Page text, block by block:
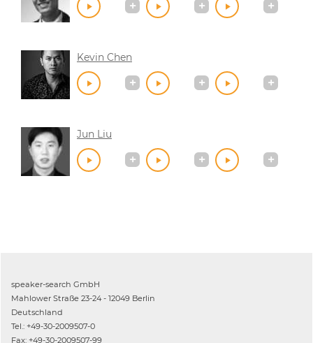
Kevin Chen
Jun Liu
speaker-search GmbH
Mahlower Straße 23-24 - 12049 Berlin
Deutschland
Tel.: +49-30-2009507-0
Fax: +49-30-2009507-99